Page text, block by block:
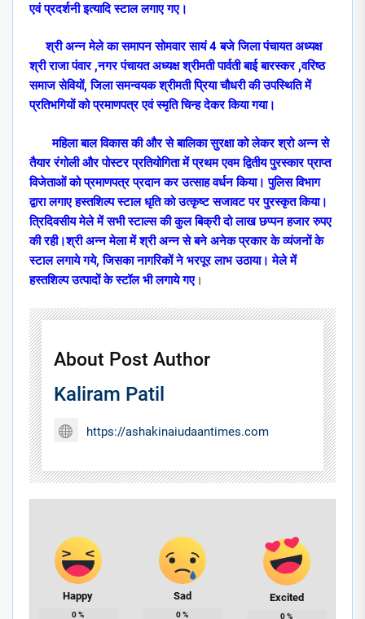
एवं प्रदर्शनी इत्यादि स्टाल लगाए गए।
श्री अन्न मेले का समापन सोमवार सायं 4 बजे जिला पंचायत अध्यक्ष
श्री राजा पंवार ,नगर पंचायत अध्यक्ष श्रीमती पार्वती बाई बारस्कर ,वरिष्ठ
समाज सेवियों,जिला समन्वयक श्रीमती प्रिया चौधरी की उपस्थिति में
प्रतिभगियों को प्रमाणपत्र एवं स्मृति चिन्ह देकर किया गया।
महिला बाल विकास की और से बालिका सुरक्षा को लेकर श्रो अन्न से
तैयार रंगोली और पोस्टर प्रतियोगिता में प्रथम एवम द्वितीय पुरस्कार प्राप्त
विजेताओं को प्रमाणपत्र प्रदान कर उत्साह वर्धन किया। पुलिस विभाग
द्वारा लगाए हस्तशिल्प स्टाल धृति को उत्कृष्ट सजावट पर पुरस्कृत किया।
त्रिदिवसीय मेले में सभी स्टाल्स की कुल बिक्री दो लाख छप्पन हजार रुपए
की रही।श्री अन्न मेला में श्री अन्न से बने अनेक प्रकार के व्यंजनों के
स्टाल लगाये गये,जिसका नागरिकों ने भरपूर लाभ उठाया। मेले में
हस्तशिल्प उत्पादों के स्टॉल भी लगाये गए।
About Post Author
Kaliram Patil
https://ashakinaiudaantimes.com
Happy
0%
Sad
0%
Excited
0%